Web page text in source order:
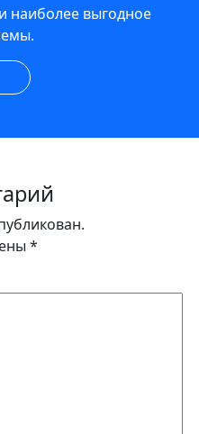
наиболее выгодное
*